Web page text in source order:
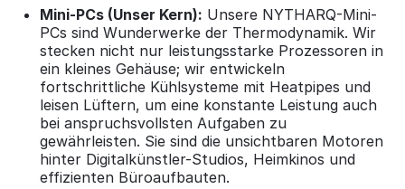
Mini-PCs (Unser Kern): Unsere NYTHARQ-Mini-
PCs sind Wunderwerke der Thermodynamik. Wir
stecken nicht nur leistungsstarke Prozessoren in
ein kleines Gehäuse; wir entwickeln
fortschrittliche Kühlsysteme mit Heatpipes und
leisen Lüftern, um eine konstante Leistung auch
bei anspruchsvollsten Aufgaben zu
gewährleisten. Sie sind die unsichtbaren Motoren
hinter Digitalkünstler-Studios, Heimkinos und
effizienten Büroaufbauten.